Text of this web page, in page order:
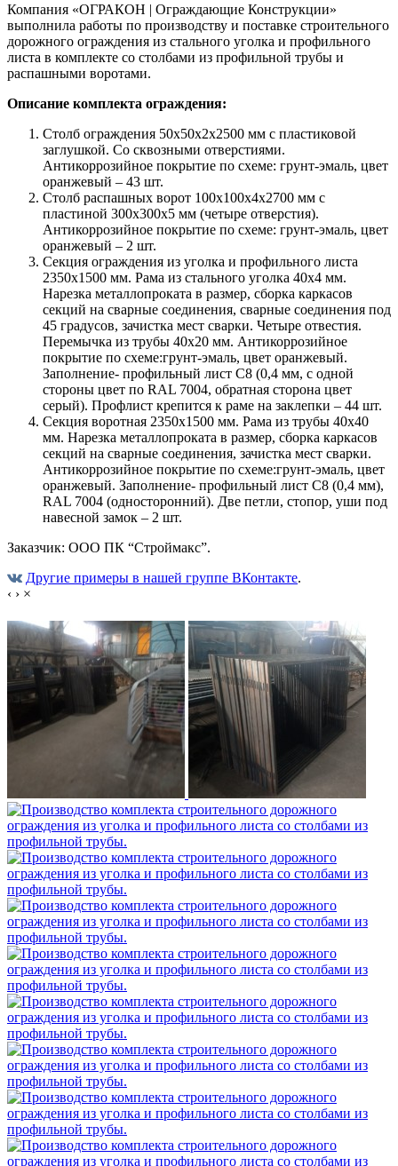
Компания «ОГРАКОН | Ограждающие Конструкции»
выполнила работы по производству и поставке строительного
дорожного ограждения из стального уголка и профильного
листа в комплекте со столбами из профильной трубы и
распашными воротами.
Описание комплекта ограждения:
Столб ограждения 50х50х2х2500 мм с пластиковой
заглушкой. Со сквозными отверстиями.
Антикоррозийное покрытие по схеме: грунт-эмаль, цвет
оранжевый – 43 шт.
Столб распашных ворот 100х100х4х2700 мм с
пластиной 300х300х5 мм (четыре отверстия).
Антикоррозийное покрытие по схеме: грунт-эмаль, цвет
оранжевый – 2 шт.
Секция ограждения из уголка и профильного листа
2350х1500 мм. Рама из стального уголка 40х4 мм.
Нарезка металлопроката в размер, сборка каркасов
секций на сварные соединения, сварные соединения под
45 градусов, зачистка мест сварки. Четыре отвестия.
Перемычка из трубы 40х20 мм. Антикоррозийное
покрытие по схеме:грунт-эмаль, цвет оранжевый.
Заполнение- профильный лист С8 (0,4 мм, с одной
стороны цвет по RAL 7004, обратная сторона цвет
серый). Профлист крепится к раме на заклепки – 44 шт.
Секция воротная 2350х1500 мм. Рама из трубы 40х40
мм. Нарезка металлопроката в размер, сборка каркасов
секций на сварные соединения, зачистка мест сварки.
Антикоррозийное покрытие по схеме:грунт-эмаль, цвет
оранжевый. Заполнение- профильный лист С8 (0,4 мм),
RAL 7004 (односторонний). Две петли, стопор, уши под
навесной замок – 2 шт.
Заказчик: ООО ПК “Строймакс”.
Другие примеры в нашей группе ВКонтакте.
‹ › ×